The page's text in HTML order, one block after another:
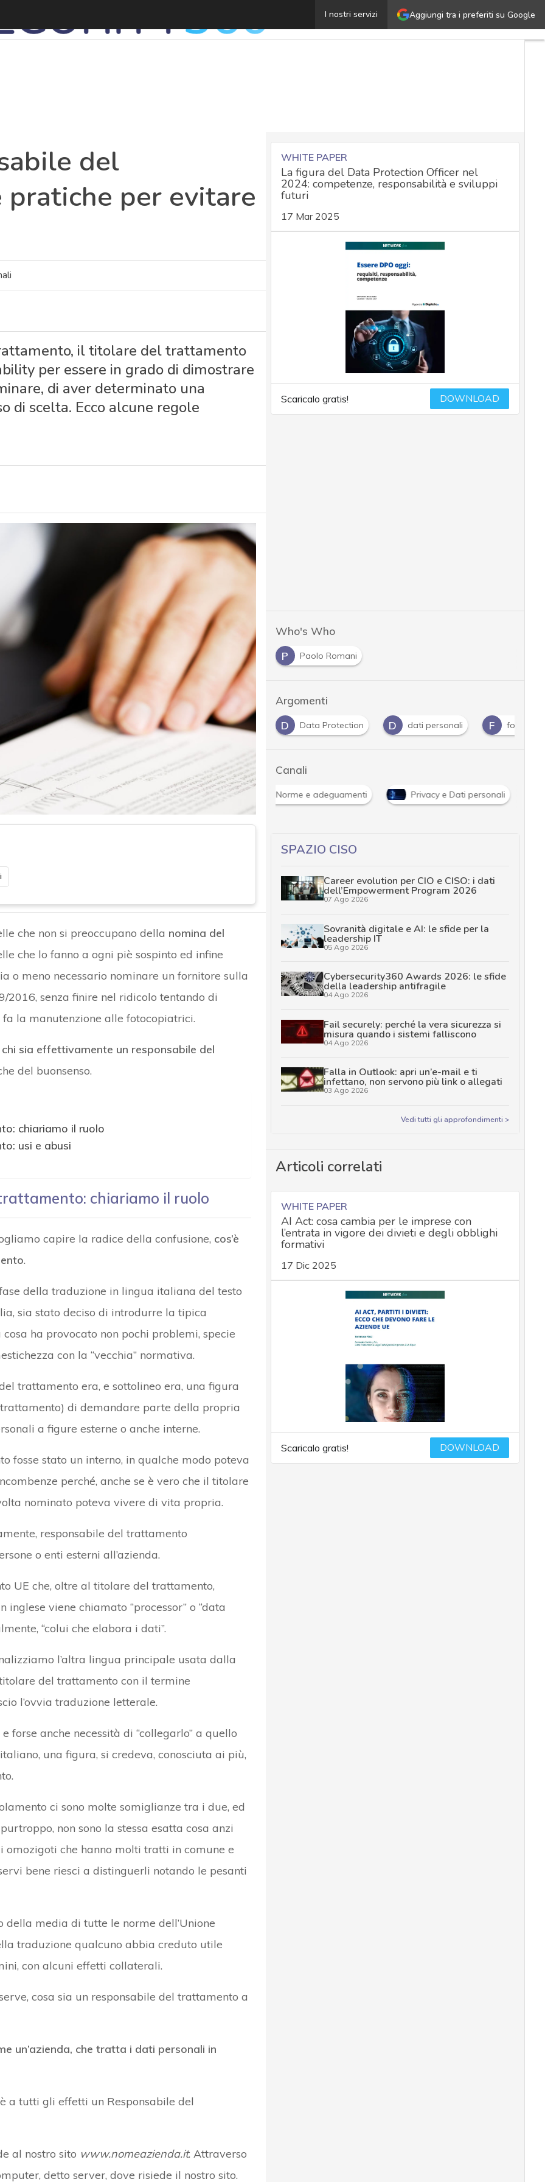
Aggiungi tra i preferiti su Google
I nostri servizi
Nomina del responsabile del trattamento: regole
del
per evitare
il titolare del trattamento
per essere in grado di dimostrare
di aver determinato una
di scelta. Ecco alcune regole
che non si preoccupano della nomina del
che lo fanno a ogni piè sospinto ed infine
o meno necessario nominare un fornitore sulla
senza finire nel ridicolo tentando di
fa la manutenzione alle fotocopiatrici.
sia effettivamente un responsabile del
del buonsenso.
chiariamo il ruolo
usi e abusi
chiariamo il ruolo
capire la radice della confusione, cos’è
.
della traduzione in lingua italiana del testo
sia stato deciso di introdurre la tipica
ha provocato non pochi problemi, specie
con la “vecchia” normativa.
trattamento era, e sottolineo era, una figura
di demandare parte della propria
a figure esterne o anche interne.
fosse stato un interno, in qualche modo poteva
perché, anche se è vero che il titolare
nominato poteva vivere di vita propria.
responsabile del trattamento
o enti esterni all’azienda.
UE che, oltre al titolare del trattamento,
viene chiamato “processor” o “data
“colui che elabora i dati”.
l’altra lingua principale usata dalla
del trattamento con il termine
l’ovvia traduzione letterale.
forse anche necessità di “collegarlo” a quello
una figura, si credeva, conosciuta ai più,
ci sono molte somiglianze tra i due, ed
non sono la stessa esatta cosa anzi
omozigoti che hanno molti tratti in comune e
bene riesci a distinguerli notando le pesanti
media di tutte le norme dell’Unione
traduzione qualcuno abbia creduto utile
con alcuni effetti collaterali.
cosa sia un responsabile del trattamento a
un’azienda, che tratta i dati personali in
a tutti gli effetti un Responsabile del
al nostro sito www.nomeazienda.it. Attraverso
detto server, dove risiede il nostro sito.
WHITE PAPER
La figura del Data Protection Officer nel
2024: competenze, responsabilità e sviluppi
futuri
17 Mar 2025
Scaricalo gratis! DOWNLOAD
Who's Who
P
Paolo Romani
Argomenti
A
Accountability D Data Protection D dati personali F fornitori
Canali
Norme e adeguamenti Privacy e Dati personali
SPAZIO CISO
Career evolution per CIO e CISO: i dati
dell’Empowerment Program 2026
07 Ago 2026
Sovranità digitale e AI: le sfide per la
leadership IT
05 Ago 2026
Cybersecurity360 Awards 2026: le sfide
della leadership antifragile
04 Ago 2026
Fail securely: perché la vera sicurezza si
misura quando i sistemi falliscono
04 Ago 2026
Falla in Outlook: apri un’e-mail e ti
infettano, non servono più link o allegati
03 Ago 2026
Vedi tutti gli approfondimenti >
Articoli correlati
WHITE PAPER
AI Act: cosa cambia per le imprese con
l’entrata in vigore dei divieti e degli obblighi
formativi
17 Dic 2025
Scaricalo gratis! DOWNLOAD